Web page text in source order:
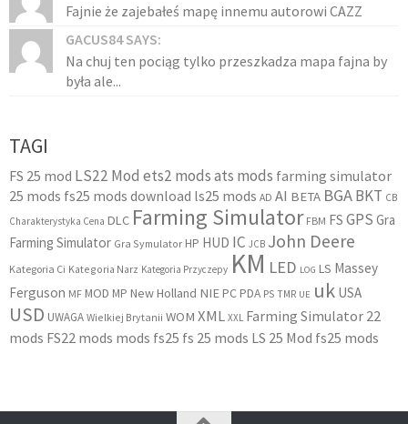
Fajnie że zajebałeś mapę innemu autorowi CAZZ
GACUS84 SAYS:
Na chuj ten pociąg tylko przeszkadza mapa fajna by
była ale...
TAGI
FS 25 mod LS22 Mod ets2 modsats mods farming simulator
25 mods fs25 mods download ls25 mods AD AI BETA BGABKT CB
Charakterystyka Cena DLC Farming Simulator FBM FS GPS Gra
Farming Simulator Gra Symulator HP HUD IC JCB John Deere
Kategoria Ci Kategoria Narz Kategoria Przyczepy KM LED LOG LS Massey
Ferguson MF MOD MP New Holland NIEPCPDA PS TMR UE uk USA
USD UWAGA Wielkiej Brytanii WOM XML XXL Farming Simulator 22
mods FS22 mods mods fs25 fs 25 mods LS 25 Mod fs25 mods